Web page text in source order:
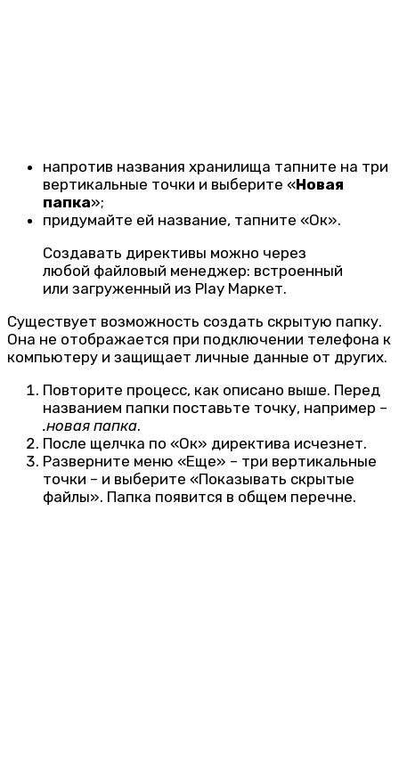
напротив названия хранилища тапните на три
вертикальные точки и выберите «Новая
папка»;
придумайте ей название, тапните «Ок».
Создавать директивы можно через
любой файловый менеджер: встроенный
или загруженный из Play Маркет.
Существует возможность создать скрытую папку.
Она не отображается при подключении телефона к
компьютеру и защищает личные данные от других.
Повторите процесс, как описано выше. Перед
названием папки поставьте точку, например –
.новая папка.
После щелчка по «Ок» директива исчезнет.
Разверните меню «Еще» – три вертикальные
точки – и выберите «Показывать скрытые
файлы». Папка появится в общем перечне.